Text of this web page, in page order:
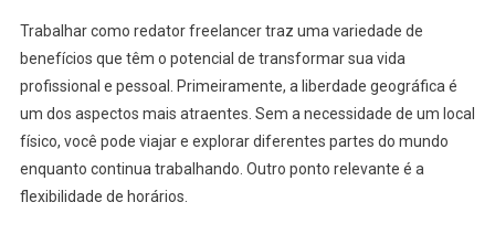
Trabalhar como redator freelancer traz uma variedade de
benefícios que têm o potencial de transformar sua vida
profissional e pessoal. Primeiramente, a liberdade geográfica é
um dos aspectos mais atraentes. Sem a necessidade de um local
físico, você pode viajar e explorar diferentes partes do mundo
enquanto continua trabalhando. Outro ponto relevante é a
flexibilidade de horários.